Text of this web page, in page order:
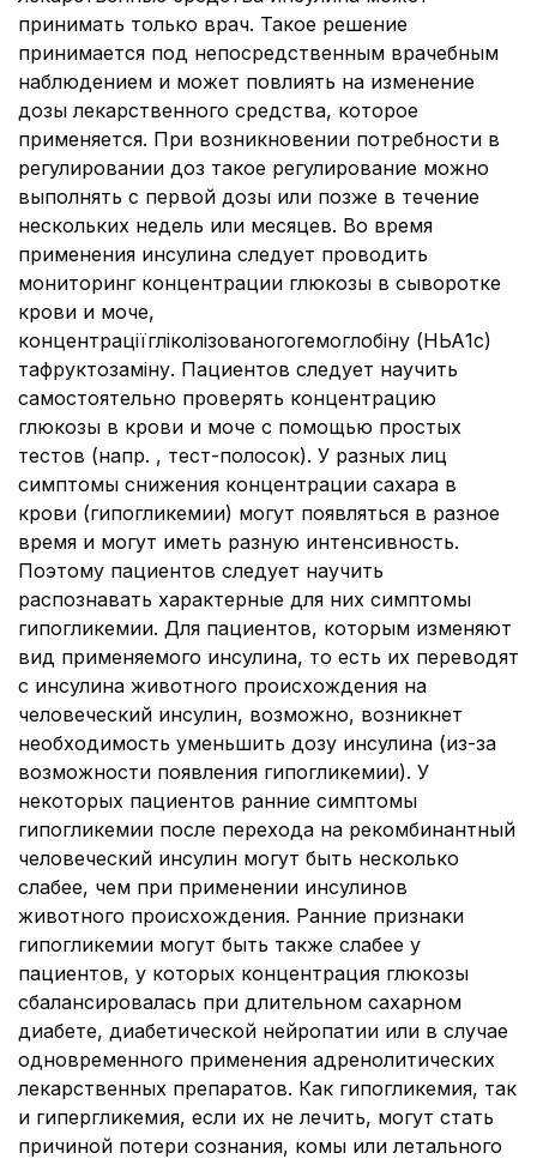
принимать только врач. Такое решение
принимается под непосредственным врачебным
наблюдением и может повлиять на изменение
дозы лекарственного средства, которое
применяется. При возникновении потребности в
регулировании доз такое регулирование можно
выполнять с первой дозы или позже в течение
нескольких недель или месяцев. Во время
применения инсулина следует проводить
мониторинг концентрации глюкозы в сыворотке
крови и моче,
концентраціїгліколізованогогемоглобіну (НЬА1с)
тафруктозаміну. Пациентов следует научить
самостоятельно проверять концентрацию
глюкозы в крови и моче с помощью простых
тестов (напр. , тест-полосок). У разных лиц
симптомы снижения концентрации сахара в
крови (гипогликемии) могут появляться в разное
время и могут иметь разную интенсивность.
Поэтому пациентов следует научить
распознавать характерные для них симптомы
гипогликемии. Для пациентов, которым изменяют
вид применяемого инсулина, то есть их переводят
с инсулина животного происхождения на
человеческий инсулин, возможно, возникнет
необходимость уменьшить дозу инсулина (из-за
возможности появления гипогликемии). У
некоторых пациентов ранние симптомы
гипогликемии после перехода на рекомбинантный
человеческий инсулин могут быть несколько
слабее, чем при применении инсулинов
животного происхождения. Ранние признаки
гипогликемии могут быть также слабее у
пациентов, у которых концентрация глюкозы
сбалансировалась при длительном сахарном
диабете, диабетической нейропатии или в случае
одновременного применения адренолитических
лекарственных препаратов. Как гипогликемия, так
и гипергликемия, если их не лечить, могут стать
причиной потери сознания, комы или летального